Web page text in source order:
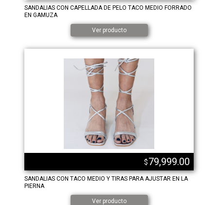
SANDALIAS CON CAPELLADA DE PELO TACO MEDIO FORRADO
EN GAMUZA
Ver producto
$79,999.00
SANDALIAS CON TACO MEDIO Y TIRAS PARA AJUSTAR EN LA
PIERNA
Ver producto